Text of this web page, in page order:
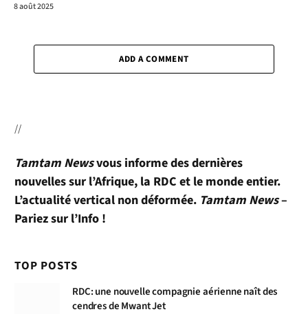
8 août 2025
ADD A COMMENT
//
Tamtam Newsvous informe des dernières
nouvelles sur l’Afrique, la RDC et le monde entier.
L’actualité vertical non déformée. Tamtam News–
Pariez sur l’Info !
TOP POSTS
RDC: une nouvelle compagnie aérienne naît des
cendres de Mwant Jet